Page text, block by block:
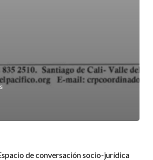
de conversación socio-jurídica